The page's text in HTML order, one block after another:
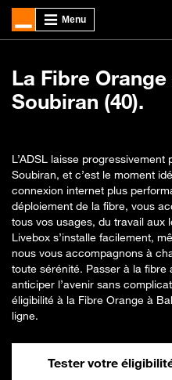
La Fibre
Soubiran (40).
L’ADSL laisse
Soubiran, et c’est le moment
connexion internet plus
déploiement de la fibre, vous
tous vos usages, du travail aux
Livebox s’installe facilement,
nous vous accompagnons à
toute sérénité. Passer à la fibre
anticiper l’avenir sans
éligibilité à la Fibre Orange à
ligne.
Tester votre